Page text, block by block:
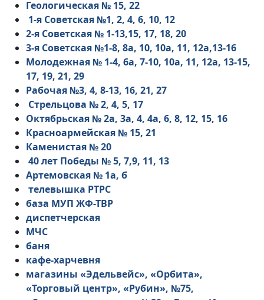
Геологическая № 15, 22
1-я Советская №1, 2, 4, 6, 10, 12
2-я Советская № 1-13,15, 17, 18, 20
3-я Советская №1-8, 8а, 10, 10а, 11, 12а,13-16
Молодежная № 1-4, 6а, 7-10, 10а, 11, 12а, 13-15,
17, 19, 21, 29
Рабочая №3, 4, 8-13, 16, 21, 27
Стрельцова № 2, 4, 5, 17
Октябрьская № 2а, 3а, 4, 4а, 6, 8, 12, 15, 16
Красноармейская № 15, 21
Каменистая № 20
40 лет Победы № 5, 7,9, 11, 13
Артемовская № 1а, б
телевышка РТРС
база МУП ЖФ-ТВР
диспетчерская
МЧС
баня
кафе-харчевня
магазины «Эдельвейс», «Орбита»,
«Торговый центр», «Рубин», №75,